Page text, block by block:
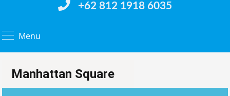
+62 812 1918 6035
Menu
Manhattan Square